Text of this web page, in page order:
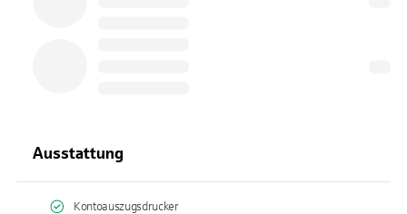
Ausstattung
Kontoauszugsdrucker